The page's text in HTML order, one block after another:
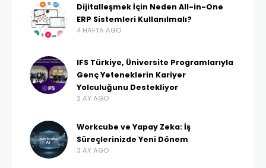
Dijitalleşmek İçin Neden All-in-One
ERP Sistemleri Kullanılmalı?
4 HAFTA AGO
IFS Türkiye, Üniversite Programlarıyla
Genç Yeteneklerin Kariyer
Yolculuğunu Destekliyor
2 AY AGO
Workcube ve Yapay Zeka: İş
Süreçlerinizde Yeni Dönem
3 AY AGO